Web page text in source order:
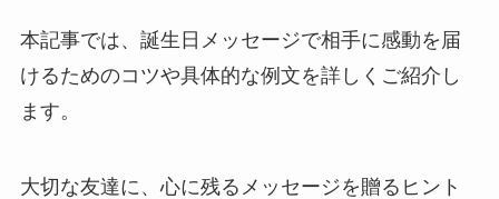
本記事では、 誕生日メッセージで相手に感動を届
けるためのコツや具体的な例文を詳しくご紹介 し
ます。
大切な友達に、心に残るメッセージを贈るヒント